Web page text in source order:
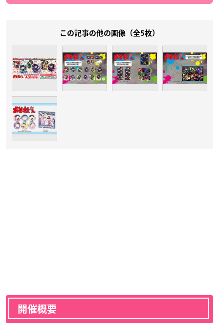
この記事の他の画像（全5枚）
開催概要